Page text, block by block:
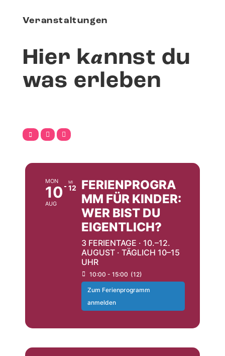
Veranstaltungen
Hier kannst du
was erleben
MON
10
AUG
MI
12
FERIENPROGRA
MM FÜR KINDER:
WER BIST DU
EIGENTLICH?
3 FERIENTAGE · 10.–12.
AUGUST · TÄGLICH 10–15
UHR
10:00 - 15:00 (12)
Zum Ferienprogramm
anmelden